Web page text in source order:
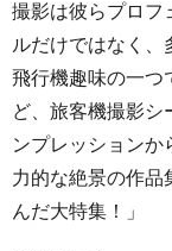
撮影は彼らプロフ
ルだけではなく、
飛行機趣味の一つ
ど、旅客機撮影シ
ンプレッションか
力的な絶景の作品
んだ大特集！」